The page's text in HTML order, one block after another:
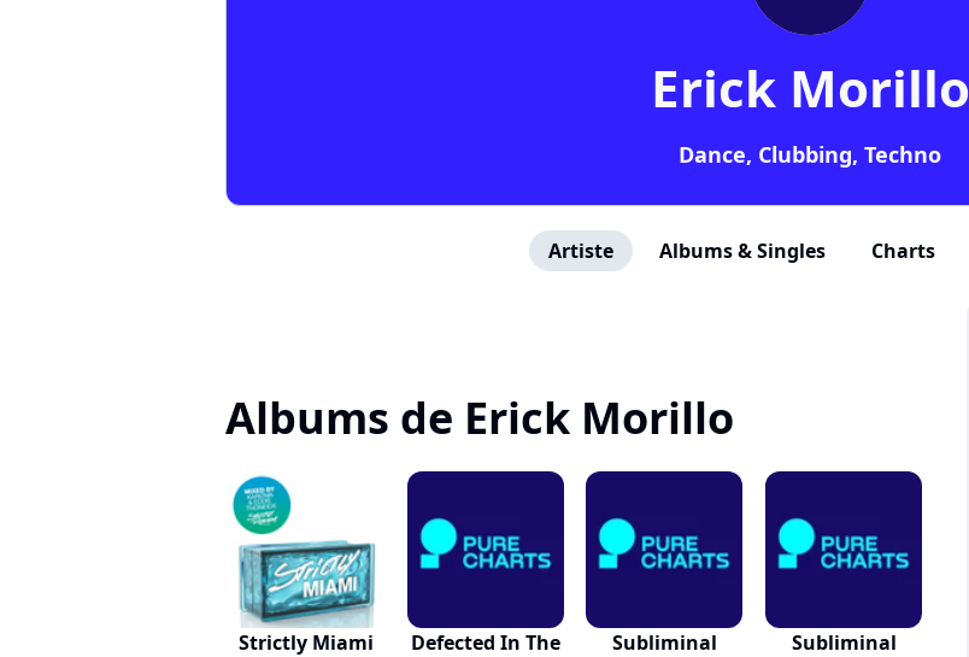
Erick Morillo
Dance, Clubbing, Techno
Artiste Albums & Singles Charts
Albums de Erick Morillo
Strictly Miami
Defected In The
Subliminal
Subliminal